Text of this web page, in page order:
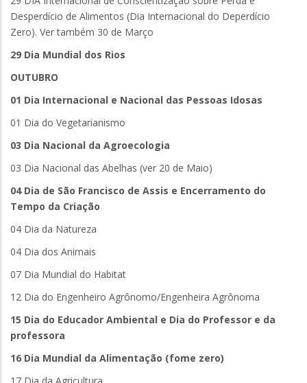
Desperdício de Alimentos (Dia Internacional do Deperdício
Zero). Ver também 30 de Março
29 Dia Mundial dos Rios
OUTUBRO
01 Dia Internacional e Nacional das Pessoas Idosas
01 Dia do Vegetarianismo
03 Dia Nacional da Agroecologia
03 Dia Nacional das Abelhas (ver 20 de Maio)
04 Dia de São Francisco de Assis e Encerramento do
Tempo da Criação
04 Dia da Natureza
04 Dia dos Animais
07 Dia Mundial do Habitat
12 Dia do Engenheiro Agrônomo/Engenheira Agrônoma
15 Dia do Educador Ambiental e Dia do Professor e da
professora
16 Dia Mundial da Alimentação (fome zero)